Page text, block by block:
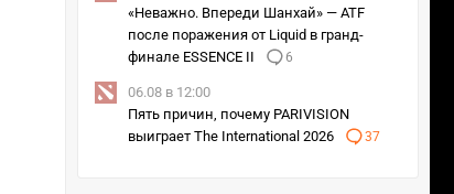
«Неважно. Впереди Шанхай» — ATF
после поражения от Liquid в гранд-
финале ESSENCE II
6
06.08 в 12:00
Пять причин, почему PARIVISION
выиграет The International 2026
37